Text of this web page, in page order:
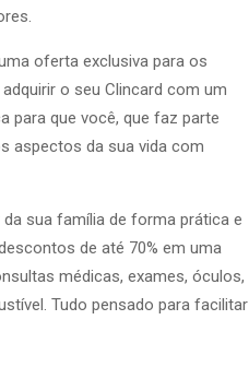
oferta exclusiva para os
o seu Clincard com um
para que você, que faz parte
aspectos da sua vida com
sua família de forma prática e
de até 70% em uma
médicas, exames, óculos,
Tudo pensado para facilitar